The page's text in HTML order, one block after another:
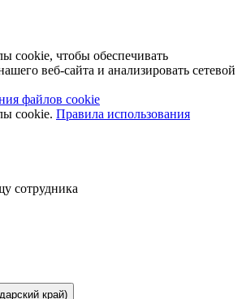
cookie, чтобы обеспечивать
веб-сайта и анализировать сетевой
файлов cookie
cookie. Правила использования
сотрудника
край)